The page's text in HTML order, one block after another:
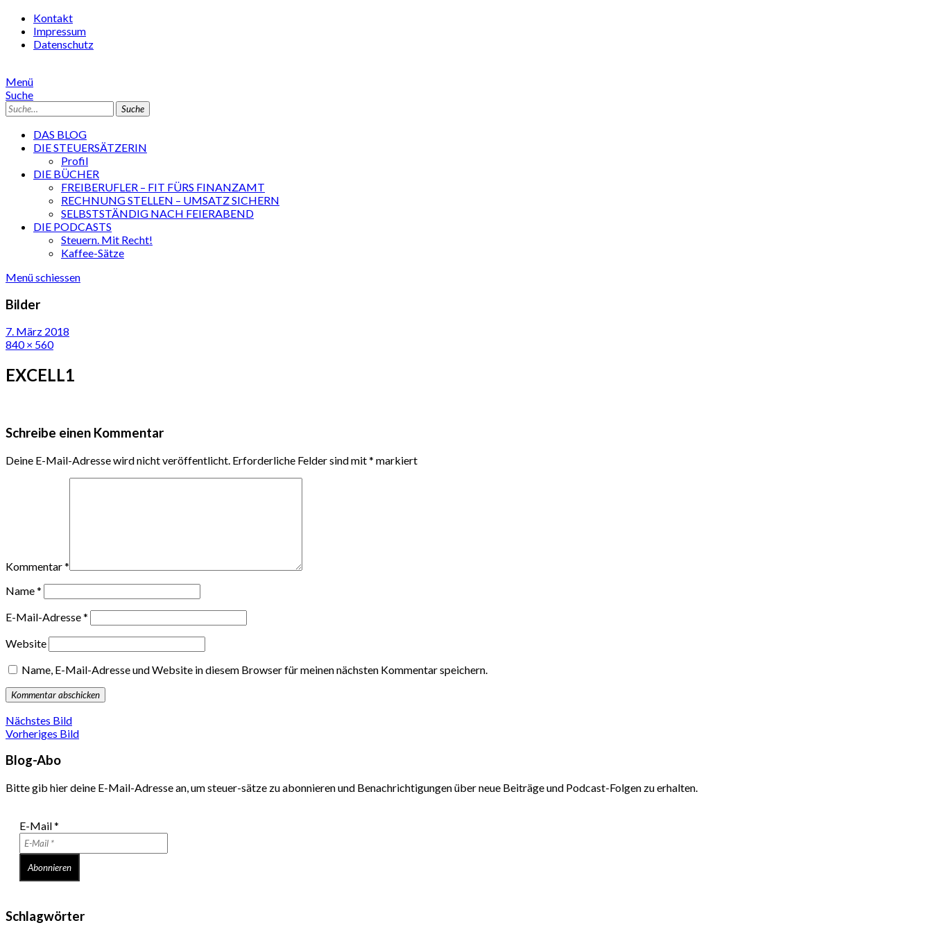
Kontakt
Impressum
Datenschutz
Menü
Suche
Suche
DAS BLOG
DIE STEUERSÄTZERIN
Profil
DIE BÜCHER
FREIBERUFLER – FIT FÜRS FINANZAMT
RECHNUNG STELLEN – UMSATZ SICHERN
SELBSTSTÄNDIG NACH FEIERABEND
DIE PODCASTS
Steuern. Mit Recht!
Kaffee-Sätze
Menü schiessen
Bilder
7. März 2018
840 × 560
EXCELL1
Schreibe einen Kommentar
Deine E-Mail-Adresse wird nicht veröffentlicht. Erforderliche Felder sind mit* markiert
Kommentar*
Name*
E-Mail-Adresse*
Website
Name, E-Mail-Adresse und Website in diesem Browser für meinen nächsten Kommentar speichern.
Nächstes Bild
Vorheriges Bild
Blog-Abo
Bitte gib hier deine E-Mail-Adresse an, um steuer-sätze zu abonnieren und Benachrichtigungen über neue Beiträge und Podcast-Folgen zu erhalten.
E-Mail*
Schlagwörter